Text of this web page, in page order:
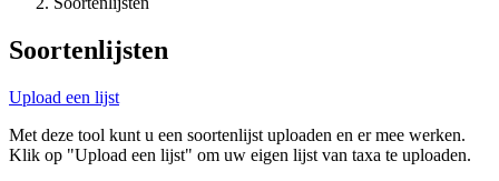
Soortenlijsten
Upload een lijst
Met deze tool kunt u een soortenlijst uploaden en er mee werken.
Klik op "Upload een lijst" om uw eigen lijst van taxa te uploaden.